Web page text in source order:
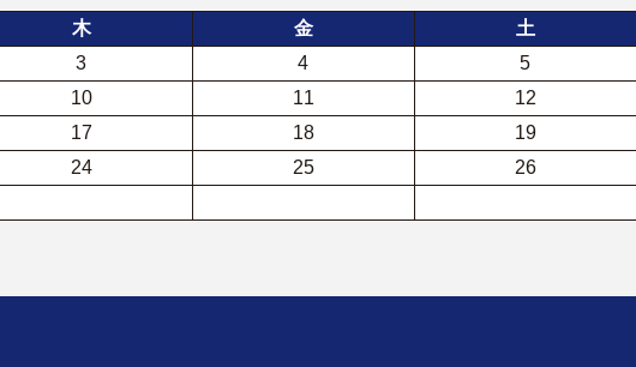
木 金
土
3 4
5
10 11
12
17 18
19
24 25
26